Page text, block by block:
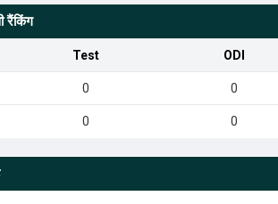
रैंकिंग
Test ODI
0 0
0 0